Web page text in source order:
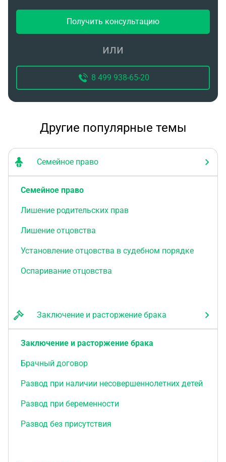
Получить консультацию
или
8 499 938-65-20
Другие популярные темы
Семейное право
Семейное право
Лишение родительских прав
Лишение отцовства
Установление отцовства в судебном порядке
Оспаривание отцовства
Заключение и расторжение брака
Заключение и расторжение брака
Брачный договор
Развод при наличии несовершеннолетних детей
Развод при беременности
Развод без присутствия